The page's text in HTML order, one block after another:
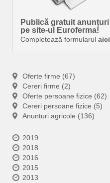
Publică gratuit anunțuri
pe site-ul Euroferma!
Completează formularul aici
Oferte firme (67)
Cereri firme (2)
Oferte persoane fizice (62)
Cereri persoane fizice (5)
Anunturi agricole (136)
2019
2018
2016
2015
2013